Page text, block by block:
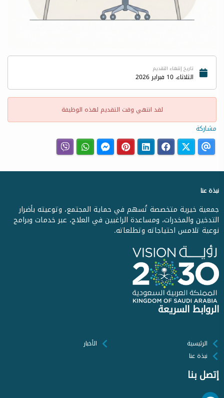
تاريخ إنتهاء التقديم
الثلاثاء، 10 فبراير 2026
لقد انتهي وقت التقديم لهذه الوظيفة
مشاركة
نبذة عنا
جمعية خيرية متخصصة تُسهم في حماية المجتمع، وتوعيته بأضرار
التدخين والمخدرات، ومساعدة الراغبين في العلاج، عبر خدمات وبرامج
نوعية تلامس احتياجاته وتطلعاته.
الروابط السريعة
الرئيسية
نبذة عنا
الأخبار
إتصل بنا